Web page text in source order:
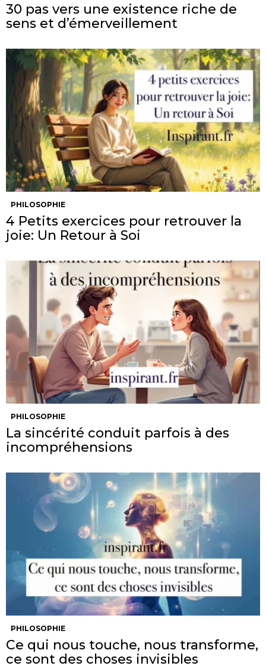
30 pas vers une existence riche de
sens et d’émerveillement
PHILOSOPHIE
4 Petits exercices pour retrouver la
joie: Un Retour à Soi
PHILOSOPHIE
La sincérité conduit parfois à des
incompréhensions
PHILOSOPHIE
Ce qui nous touche, nous transforme,
ce sont des choses invisibles